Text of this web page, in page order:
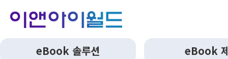
eBook 솔루션 eBook